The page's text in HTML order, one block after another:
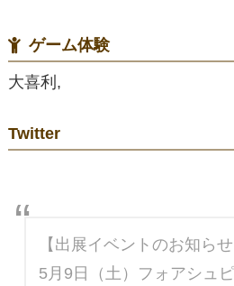
ゲーム体験
大喜利,
Twitter
【出展イベントのお知らせ
5月9日（土）フォアシュ